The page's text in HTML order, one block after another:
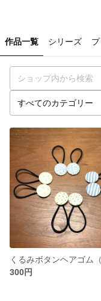
作品一覧 シリーズ
300円